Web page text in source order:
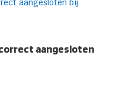
aangesloten